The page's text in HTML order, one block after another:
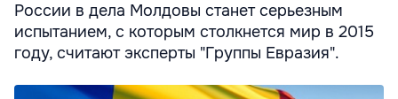
России в дела Молдовы станет серьезным
испытанием, с которым столкнется мир в 2015
году, считают эксперты "Группы Евразия".